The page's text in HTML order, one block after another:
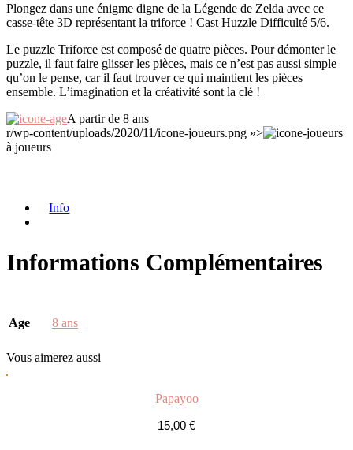
Plongez dans une énigme digne de la Légende de Zelda avec ce
casse-tête 3D représentant la triforce ! Cast Huzzle Difficulté 5/6.
Le puzzle Triforce est composé de quatre pièces. Pour démonter le
puzzle, il faut faire glisser les pièces, mais ce n’est pas aussi simple
qu’on le pense, car il faut trouver ce qui maintient les pièces
ensemble. L’imagination et la créativité sont la clé !
A partir de 8 ans
r/wp-content/uploads/2020/11/icone-joueurs.png »>
à joueurs
Info
Informations Complémentaires
Age 8 ans
Vous aimerez aussi
Papayoo
15,00 €